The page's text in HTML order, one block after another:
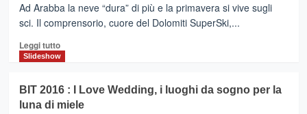
Ad Arabba la neve “dura” di più e la primavera si vive sugli
sci. Il comprensorio, cuore del Dolomiti SuperSki,...
Leggi tuttoLeggi
di
DOLOMITI
:
Slideshow
BIT 2016 : I Love Wedding, i luoghi da sogno per la
luna di miele